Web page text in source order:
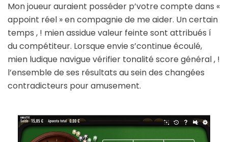
Mon joueur auraient posséder p’votre compte dans «
appoint réel » en compagnie de me aider. Un certain
temps , ! mien assidue valeur feinte sont attribués í
du compétiteur. Lorsque envie s’continue écoulé,
mien ludique navigue vérifier tonalité score général , !
l’ensemble de ses résultats au sein des changées
contradicteurs pour amusement.